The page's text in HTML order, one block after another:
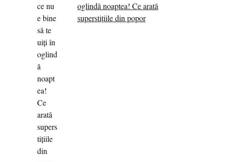
oglindă noaptea! Ce arată
superstițiile din popor